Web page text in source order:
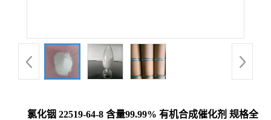
氯化铟 22519-64-8 含量99.99% 有机合成催化剂 规格全